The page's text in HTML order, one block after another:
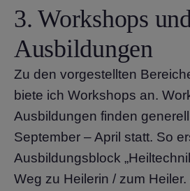
3. Workshops und
Ausbildungen
Zu den vorgestellten
biete ich Workshops an.
Ausbildungen finden
September – April statt. So
Ausbildungsblock
Weg zu Heilerin / zum